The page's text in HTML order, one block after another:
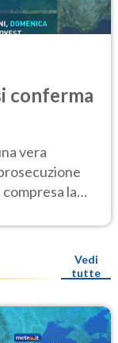
conferma
vera
la
Vedi
tutte